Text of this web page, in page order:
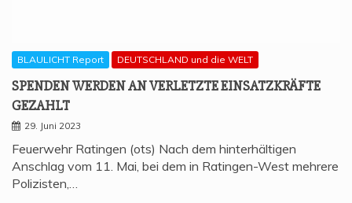
BLAULICHT Report DEUTSCHLAND und die WELT
SPEN­DEN WER­DEN AN VER­LETZ­TE EIN­SATZ­KRÄF­TE
GEZAHLT
29. Juni 2023
Feuerwehr Ratingen (ots) Nach dem hinterhältigen
Anschlag vom 11. Mai, bei dem in Ratingen-West mehrere
Polizisten,…